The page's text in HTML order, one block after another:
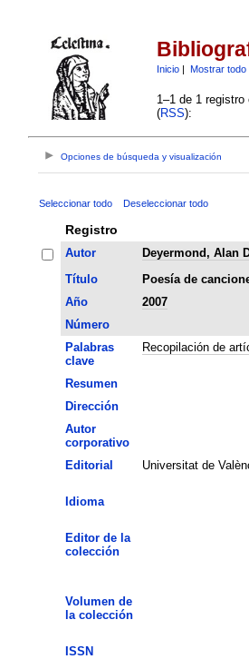
Inicio| Mostrar todo
1–1 de 1
(RSS):
Opciones de búsqueda y visualización
Seleccionar todo Deseleccionar todo
Registro
Autor
Deyermond, Alan
Título
Poesía de
Año
2007
Número
Palabras
clave
Recopilación de
Resumen
Dirección
Autor
corporativo
Editorial
Universitat de
Idioma
Editor de la
colección
Volumen de
la colección
ISSN